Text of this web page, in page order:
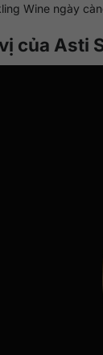
Wine ngày
của Asti